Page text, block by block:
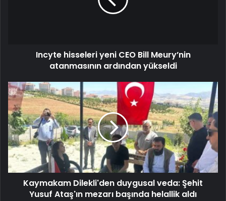
Incyte hisseleri yeni CEO Bill Meury’nin
atanmasının ardından yükseldi
Kaymakam Dilekli'den duygusal veda: Şehit
Yusuf Ataş'ın mezarı başında helallik aldı